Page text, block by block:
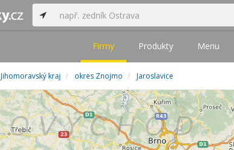
Firmy Produkty Menu
Jihomoravský kraj okres Znojmo Jaroslavice